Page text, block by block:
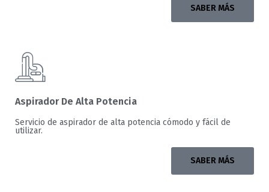
SABER MÁS
Aspirador De Alta Potencia
Servicio de aspirador de alta potencia cómodo y fácil de
utilizar.
SABER MÁS